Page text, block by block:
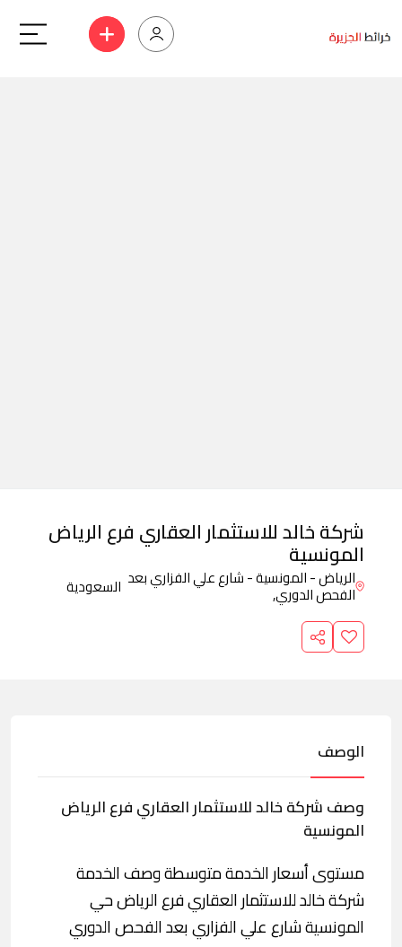
شركة خالد للاستثمار العقاري فرع الرياض
المونسية
الرياض - المونسية - شارع علي الفزاري بعد
الفحص الدوري, السعودية
الوصف
وصف شركة خالد للاستثمار العقاري فرع الرياض
المونسية
مستوى أسعار الخدمة متوسطة وصف الخدمة
شركة خالد للاستثمار العقاري فرع الرياض حي
المونسية شارع علي الفزاري بعد الفحص الدوري